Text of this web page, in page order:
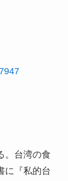
。台湾の食
に『私的台